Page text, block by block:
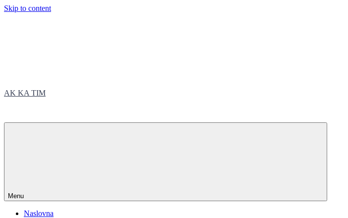
Skip to content
AK KA TIM
Menu
Naslovna